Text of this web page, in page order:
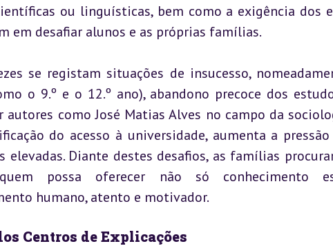
ou linguísticas, bem como a exigência dos
em desafiar alunos e as próprias famílias.
se registam situações de insucesso,
o 9.º e o 12.º ano), abandono precoce dos
autores como José Matias Alves no campo da
do acesso à universidade, aumenta a
elevadas. Diante destes desafios, as famílias
possa oferecer não só conhecimento
humano, atento e motivador.
Centros de Explicações